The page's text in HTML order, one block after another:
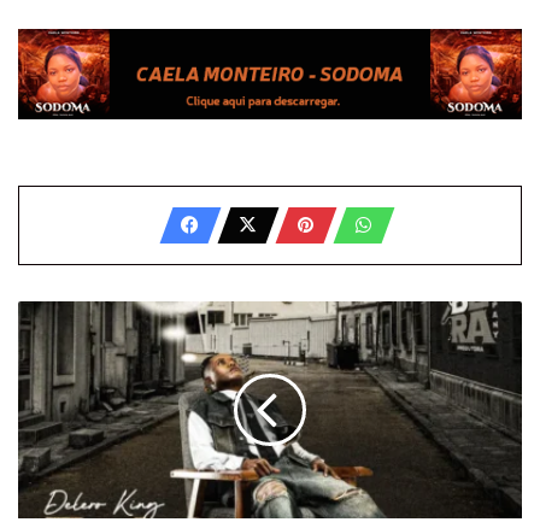
Delero
King
-
Tudo
Pela
Guida
(Álbum)